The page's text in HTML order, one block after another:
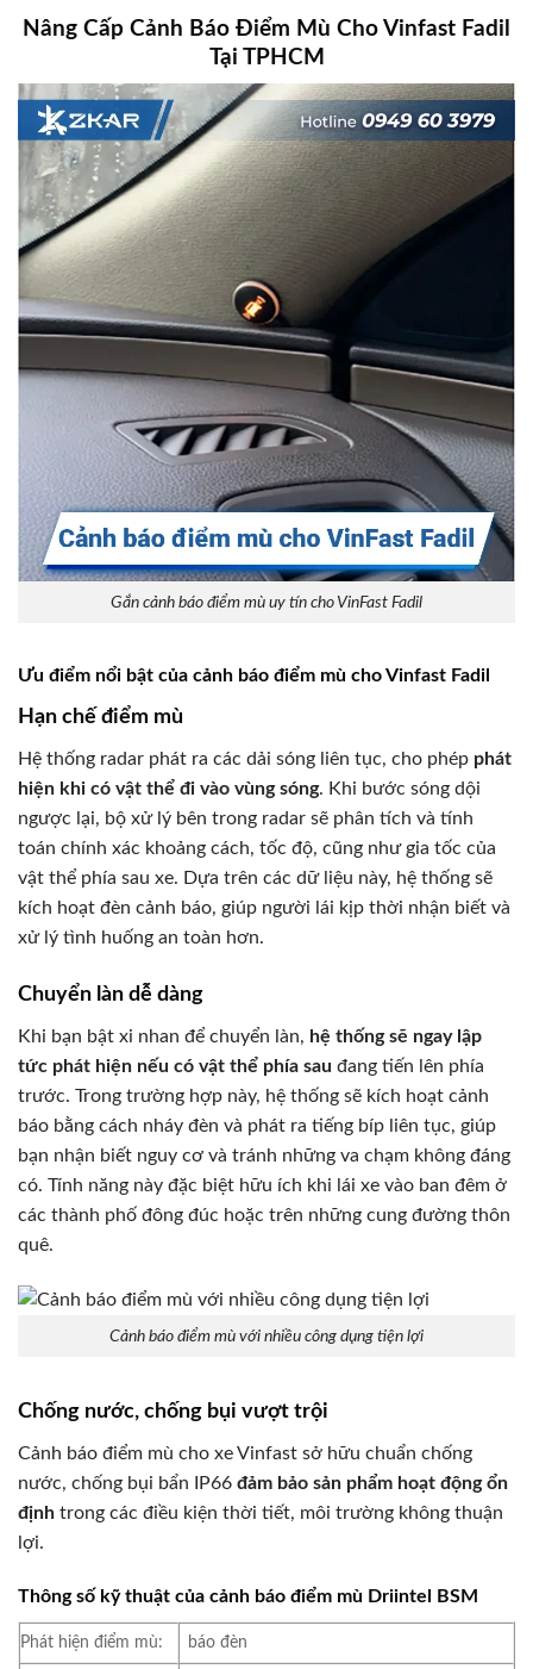
Nâng Cấp Cảnh Báo Điểm Mù Cho Vinfast Fadil
Tại TPHCM
Gắn cảnh báo điểm mù uy tín cho VinFast Fadil
Ưu điểm nổi bật của cảnh báo điểm mù cho Vinfast Fadil
Hạn chế điểm mù
Hệ thống radar phát ra các dải sóng liên tục, cho phép phát
hiện khi có vật thể đi vào vùng sóng. Khi bước sóng dội
ngược lại, bộ xử lý bên trong radar sẽ phân tích và tính
toán chính xác khoảng cách, tốc độ, cũng như gia tốc của
vật thể phía sau xe. Dựa trên các dữ liệu này, hệ thống sẽ
kích hoạt đèn cảnh báo, giúp người lái kịp thời nhận biết và
xử lý tình huống an toàn hơn.
Chuyển làn dễ dàng
Khi bạn bật xi nhan để chuyển làn, hệ thống sẽ ngay lập
tức phát hiện nếu có vật thể phía sau đang tiến lên phía
trước. Trong trường hợp này, hệ thống sẽ kích hoạt cảnh
báo bằng cách nháy đèn và phát ra tiếng bíp liên tục, giúp
bạn nhận biết nguy cơ và tránh những va chạm không đáng
có. Tính năng này đặc biệt hữu ích khi lái xe vào ban đêm ở
các thành phố đông đúc hoặc trên những cung đường thôn
quê.
Cảnh báo điểm mù với nhiều công dụng tiện lợi
Chống nước, chống bụi vượt trội
Cảnh báo điểm mù cho xe Vinfast sở hữu chuẩn chống
nước, chống bụi bẩn IP66 đảm bảo sản phẩm hoạt động ổn
định trong các điều kiện thời tiết, môi trường không thuận
lợi.
Thông số kỹ thuật của cảnh báo điểm mù Driintel BSM
Phát hiện điểm mù: báo đèn